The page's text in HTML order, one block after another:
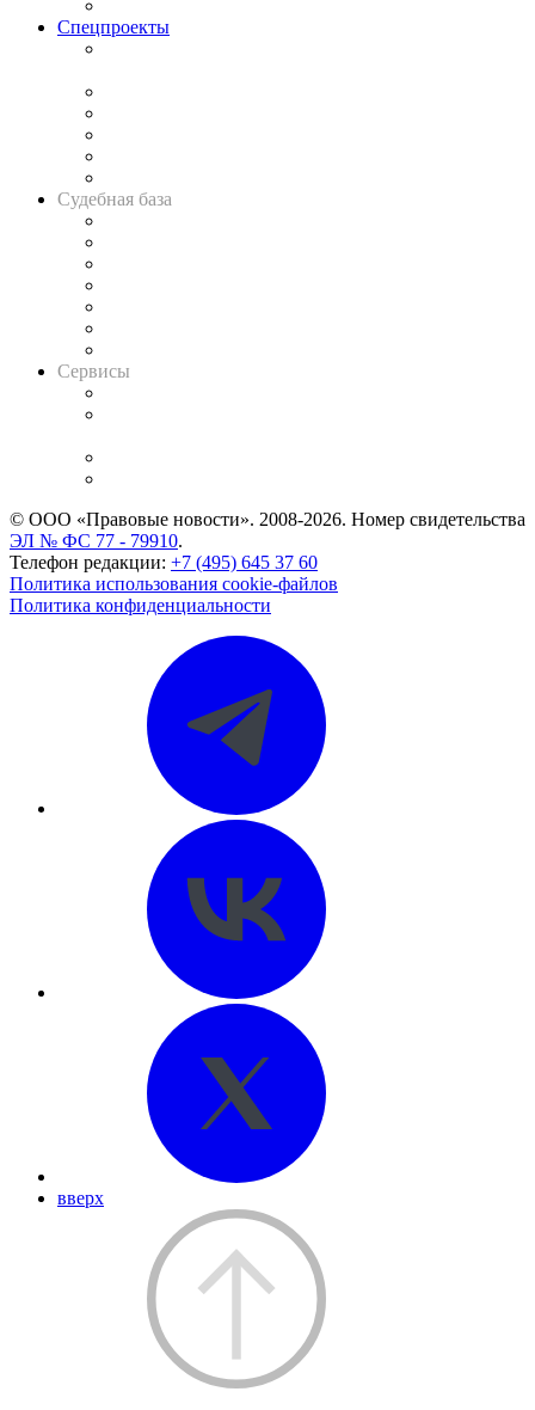
Спецпроекты
Судебная база
Сервисы
© ООО «Правовые новости». 2008-2026. Номер свидетельства
ЭЛ № ФС 77 - 79910.
Телефон редакции: +7 (495) 645 37 60
Политика использования cookie-файлов
Политика конфиденциальности
вверх